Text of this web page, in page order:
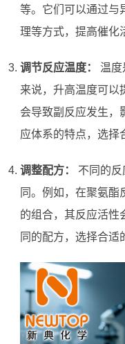
等。它们可以通过与
理等方式，提高催化
调节反应温度：
温
来说，升高温度可以
会导致副反应发生，
应体系的特点，选择
调整配方：
不同的
同。例如，在聚氨酯
的组合，其反应活性
同的配方，选择合适